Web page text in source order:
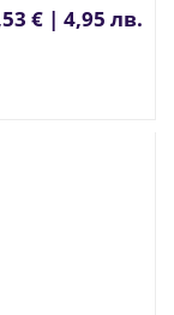
€ | 4,95 лв.